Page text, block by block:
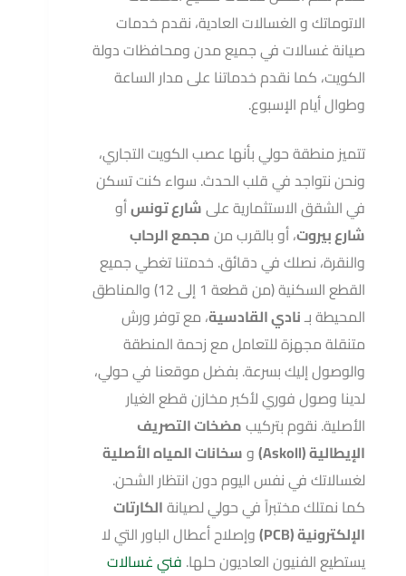
الاتوماتك و الغسالات العادية، نقدم خدمات
صيانة غسالات في جميع مدن ومحافظات دولة
الكويت، كما نقدم خدماتنا على مدار الساعة
وطوال أيام الإسبوع.
تتميز منطقة حولي بأنها عصب الكويت التجاري،
ونحن نتواجد في قلب الحدث. سواء كنت تسكن
في الشقق الاستثمارية علىشارع تونسأو
شارع بيروت، أو بالقرب منمجمع الرحاب
والنقرة، نصلك في دقائق. خدمتنا تغطي جميع
القطع السكنية (من قطعة 1 إلى 12) والمناطق
المحيطة بـنادي القادسية، مع توفر ورش
متنقلة مجهزة للتعامل مع زحمة المنطقة
والوصول إليك بسرعة. بفضل موقعنا في حولي،
لدينا وصول فوري لأكبر مخازن قطع الغيار
الأصلية. نقوم بتركيبمضخات التصريف
الإيطالية (Askoll)
وسخانات المياه الأصلية
لغسالاتك في نفس اليوم دون انتظار الشحن.
كما نمتلك مختبراً في حولي لصيانةالكارتات
الإلكترونية (PCB)
وإصلاح أعطال الباور التي لا
يستطيع الفنيون العاديون حلها. فني غسالات